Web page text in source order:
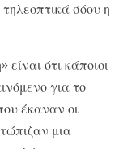
σόου η
ότι κάποιοι
για το
έκαναν οι
μια